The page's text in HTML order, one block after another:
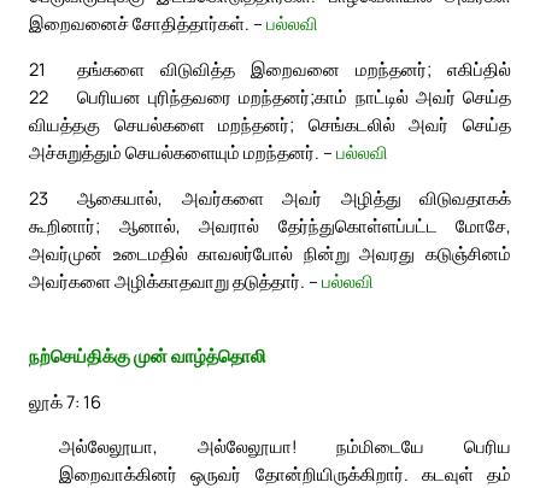
இறைவனைச் சோதித்தார்கள். – பல்லவி
21
தங்களை விடுவித்த இறைவனை மறந்தனர்; எகிப்தில்
பெரியன புரிந்தவரை மறந்தனர்;
22
காம் நாட்டில் அவர் செய்த
வியத்தகு செயல்களை மறந்தனர்; செங்கடலில் அவர் செய்த
அச்சுறுத்தும் செயல்களையும் மறந்தனர். – பல்லவி
23
ஆகையால், அவர்களை அவர் அழித்து விடுவதாகக்
கூறினார்; ஆனால், அவரால் தேர்ந்துகொள்ளப்பட்ட மோசே,
அவர்முன் உடைமதில் காவலர்போல் நின்று அவரது கடுஞ்சினம்
அவர்களை அழிக்காதவாறு தடுத்தார். – பல்லவி
நற்செய்திக்கு முன் வாழ்த்தொலி
லூக் 7: 16
அல்லேலூயா, அல்லேலூயா! நம்மிடையே பெரிய
இறைவாக்கினர் ஒருவர் தோன்றியிருக்கிறார். கடவுள் தம்